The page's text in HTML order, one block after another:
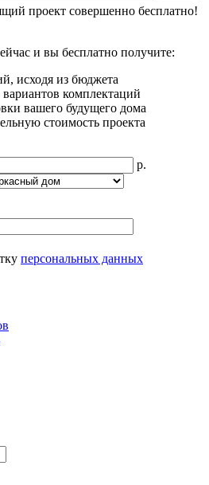
проект совершенно бесплатно!
и вы бесплатно получите:
исходя из бюджета
вариантов комплектаций
вашего будущего дома
стоимость проекта
р.
персональных данных